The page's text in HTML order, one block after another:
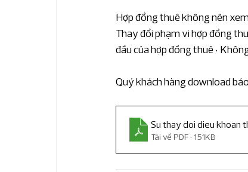
Sản xuất công nghiệp Bất động
Dịch vụ tiếng Trung ESG và dịch
Hợp đồng thuê không nên
Thay đổi phạm vi hợp đồng
đầu của hợp đồng thuê •
Quý khách hàng download
Su thay doi dieu khoan
Tải về PDF • 151KB